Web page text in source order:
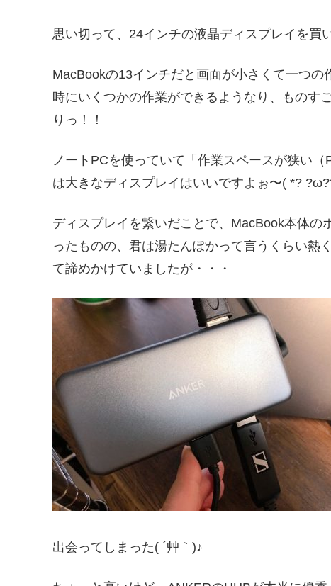
思い切って、24インチの液晶ディスプレイを買
MacBookの13インチだと画面が小さくて一つ
時にいくつかの作業ができるようなり、ものす
りっ！！
ノートPCを使っていて「作業スペースが狭い
は大きなディスプレイはいいですよぉ〜( *?
ディスプレイを繋いだことで、MacBook本体
ったものの、君は湯たんぽかって言うくらい熱
て諦めかけていましたが・・・
出会ってしまった( ´艸｀)♪